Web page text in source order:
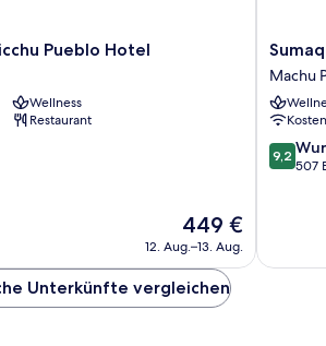
Pueblo Hotel
Wellness
Restaurant
Der
Preis
beträgt
449 €
449 €
12. Aug.–13. Aug.
Sumaq
Machu
Picchu
Hotel
Machu
Picchu
Machu
9.2
von
9,2
507
Unterkünfte vergleichen